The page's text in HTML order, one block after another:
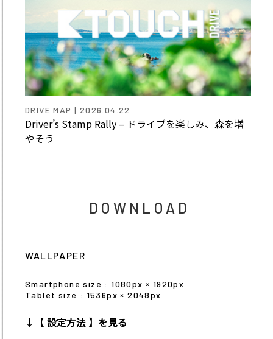
DRIVE MAP | 2026.04.22
Driver’s Stamp Rally – ドライブを楽しみ、森を増
やそう
DOWNLOAD
WALLPAPER
Smartphone size : 1080px × 1920px
Tablet size : 1536px × 2048px
↓ 【 設定方法 】を見る